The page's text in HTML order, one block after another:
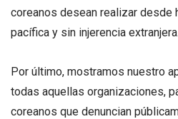
coreanos desean realizar desde
pacífica y sin injerencia extranjera.
Por último, mostramos nuestro
todas aquellas organizaciones,
coreanos que denuncian